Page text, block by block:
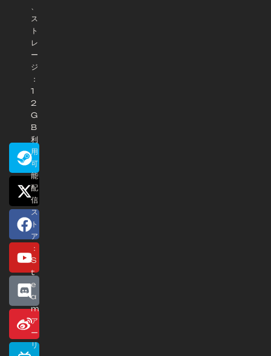
、
ス
ト
レ
ー
ジ
：
1
2
G
B
利
用
可
能
配
信
ス
ト
ア
：
S
t
e
a
m
ア
ー
リ